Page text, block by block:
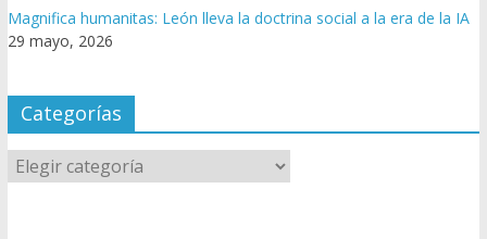
Magnifica humanitas: León lleva la doctrina social a la era de la IA
29 mayo, 2026
Categorías